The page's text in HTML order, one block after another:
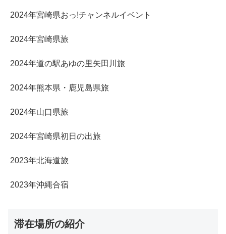
2024年宮崎県おっ!チャンネルイベント
2024年宮崎県旅
2024年道の駅あゆの里矢田川旅
2024年熊本県・鹿児島県旅
2024年山口県旅
2024年宮崎県初日の出旅
2023年北海道旅
2023年沖縄合宿
滞在場所の紹介